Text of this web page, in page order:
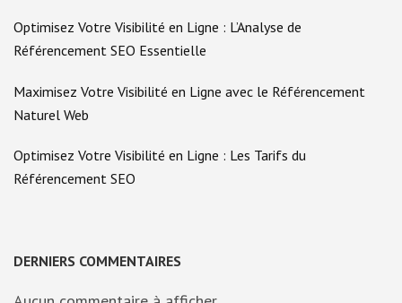
Optimisez Votre Visibilité en Ligne : L’Analyse de
Référencement SEO Essentielle
Maximisez Votre Visibilité en Ligne avec le Référencement
Naturel Web
Optimisez Votre Visibilité en Ligne : Les Tarifs du
Référencement SEO
DERNIERS COMMENTAIRES